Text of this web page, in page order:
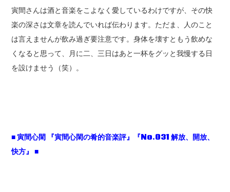
寅間さんは酒と音楽をこよなく愛しているわけですが、その快
楽の深さは文章を読んでいれば伝わります。ただま、人のこと
は言えませんが飲み過ぎ要注意です。身体を壊すともう飲めな
くなると思って、月に二、三日はあと一杯をグッと我慢する日
を設けませう（笑）。
■寅間心閑 『寅間心閑の肴的音楽評』『No.031解放、開放、
快方』 ■